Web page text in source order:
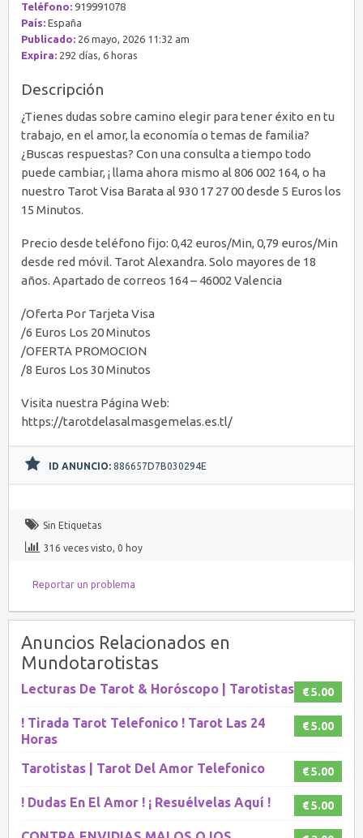
Teléfono: 919991078
País: España
Publicado: 26 mayo, 2026 11:32 am
Expira: 292 días, 6 horas
Descripción
¿Tienes dudas sobre camino elegir para tener éxito en tu
trabajo, en el amor, la economía o temas de familia?
¿Buscas respuestas? Con una consulta a tiempo todo
puede cambiar, ¡ llama ahora mismo al 806 002 164, o ha
nuestro Tarot Visa Barata al 930 17 27 00 desde 5 Euros los
15 Minutos.
Precio desde teléfono fijo: 0,42 euros/Min, 0,79 euros/Min
desde red móvil. Tarot Alexandra. Solo mayores de 18
años. Apartado de correos 164 – 46002 Valencia
/Oferta Por Tarjeta Visa
/6 Euros Los 20 Minutos
/OFERTA PROMOCION
/8 Euros Los 30 Minutos
Visita nuestra Página Web:
https://tarotdelasalmasgemelas.es.tl/
ID ANUNCIO: 886657D7B030294E
Sin Etiquetas
316 veces visto, 0 hoy
Reportar un problema
Anuncios Relacionados en
Mundotarotistas
€ 5.00
Lecturas De Tarot & Horóscopo | Tarotistas
€ 5.00
! Tirada Tarot Telefonico ! Tarot Las 24
Horas
€ 5.00
Tarotistas | Tarot Del Amor Telefonico
€ 5.00
! Dudas En El Amor ! ¡ Resuélvelas Aquí !